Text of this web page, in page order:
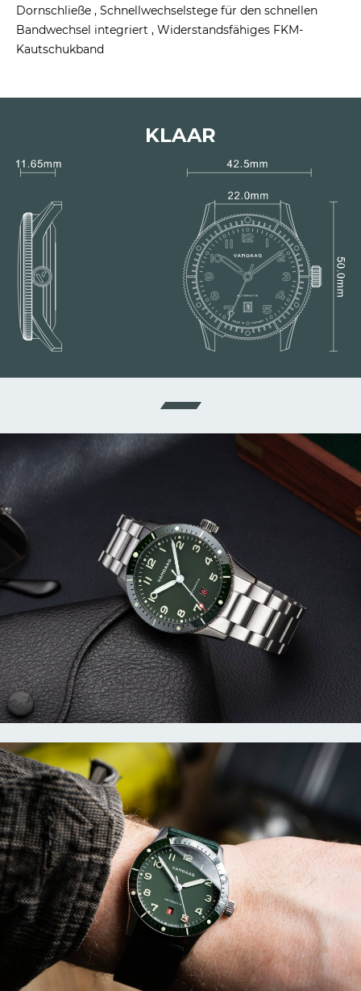
Dornschließe , Schnellwechselstege für den schnellen
Bandwechsel integriert , Widerstandsfähiges FKM-
Kautschukband
KLAAR